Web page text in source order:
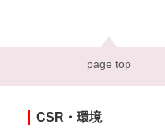
page top
CSR・環境